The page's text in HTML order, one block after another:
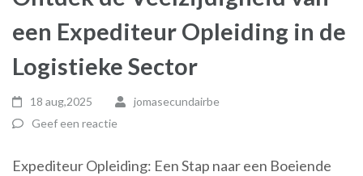
een Expediteur Opleiding in de
Logistieke Sector
18 aug,2025
jomasecundairbe
Geef een reactie
Expediteur Opleiding: Een Stap naar een Boeiende